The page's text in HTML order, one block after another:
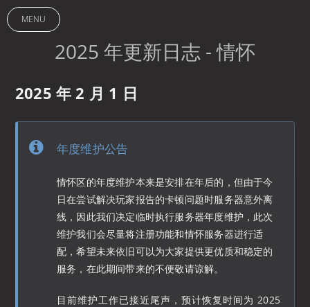
2025
年
更
Asia
MENU
2025 年更新日志 - 情怀
2025 年 2 月 1 日
年度维护公告
情怀区的年度维护本来是安排在年后的，但由于今
日在尝试解决玩家报告的卡顿问题时服务器意外离
线，因此我们决定临时执行服务器年度维护，此次
维护我们会尽量将注册功能和情怀服务器进行适
配，希望未来依旧可以为大家提供更优质和稳定的
服务，在此期间带来的不便敬请谅解。
目前维护工作已接近尾声，预计恢复时间为 2025